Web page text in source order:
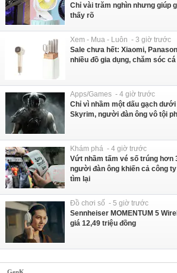
Chỉ vài trăm nghìn nhưng giúp
thấy rõ
Xem - Mua - Luôn - 3 giờ trước
Sale chưa hết: Xiaomi,
nhiều đồ gia dụng, chăm sóc
Apps/Games - 4 giờ trước
Chỉ vì nhầm một dấu gạch
Skyrim, người đàn ông vô tội
Khám phá - 4 giờ trước
Vứt nhầm tấm vé số trúng hơn
người đàn ông khiến cả công
tìm lại
Đồ chơi số - 5 giờ trước
Sennheiser MOMENTUM 5
giá 12,49 triệu đồng
GenK